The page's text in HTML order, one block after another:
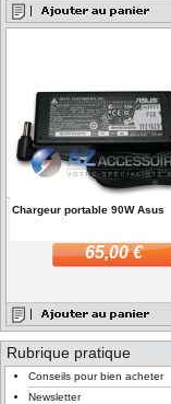
Chargeur portable 90W Asus
65,00 €
Rubrique pratique
Conseils pour bien acheter
Newsletter